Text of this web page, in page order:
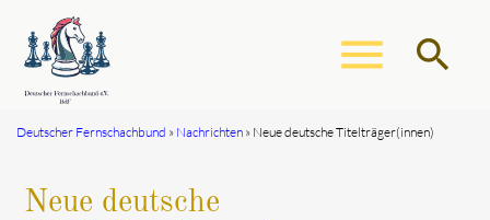
menu search
Deutscher Fernschachbund Nachrichten Neue deutsche Titelträger(innen)
Neue deutsche